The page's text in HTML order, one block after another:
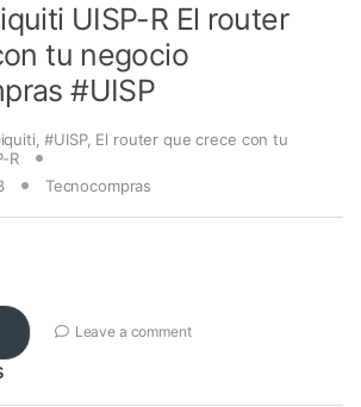
UISP-R El router
tu negocio
#UISP
,#UISP, El router que crece con tu
R
Tecnocompras
Leave a comment